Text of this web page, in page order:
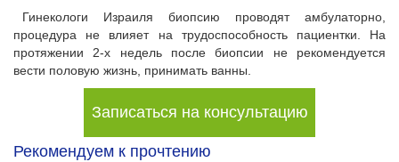
Гинекологи Израиля биопсию проводят амбулаторно,
процедура не влияет на трудоспособность пациентки. На
протяжении 2-х недель после биопсии не рекомендуется
вести половую жизнь, принимать ванны.
Записаться на консультацию
Рекомендуем к прочтению